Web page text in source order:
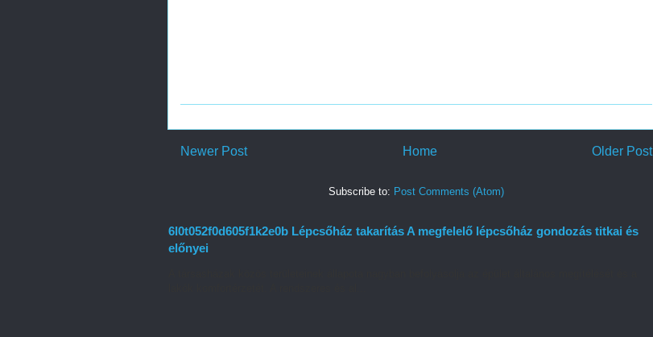
Newer Post Older Post
Home
Subscribe to: Post Comments (Atom)
6l0t052f0d605f1k2e0b Lépcsőház takarítás A megfelelő lépcsőház gondozás titkai és
előnyei